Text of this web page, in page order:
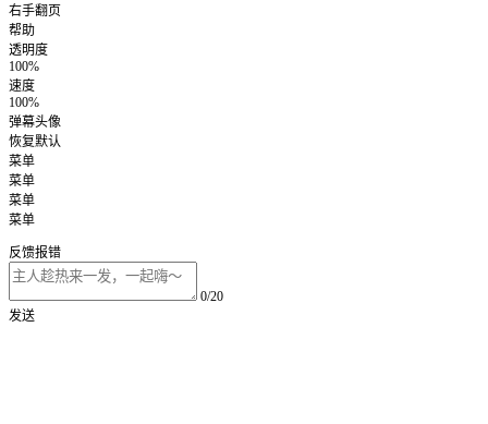
右手翻页
帮助
透明度
100%
速度
100%
弹幕头像
恢复默认
菜单
菜单
菜单
菜单
反馈报错
0/20
发送